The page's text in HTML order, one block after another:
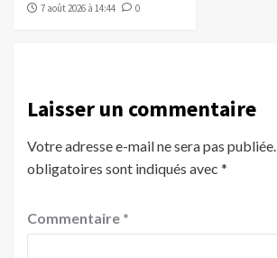
7 août 2026 à 14:44
0
Laisser un commentaire
Votre adresse e-mail ne sera pas publiée.
obligatoires sont indiqués avec *
Commentaire *